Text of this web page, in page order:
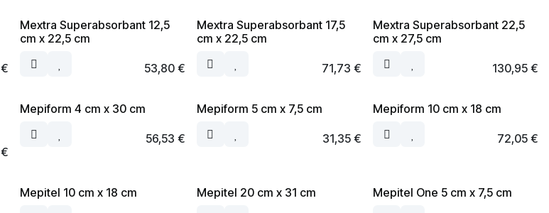
€
Mextra Superabsorbant 12,5
cm x 22,5 cm
53,80€
Mextra Superabsorbant 17,5
cm x 22,5 cm
71,73 €
Mextra Superabsorbant 22,5
cm x 27,5 cm
130,95€
€
Mepiform 4 cm x 30 cm
56,53 €
Mepiform 5 cm x 7,5 cm
31,35 €
Mepiform 10 cm x 18 cm
72,05€
Mepitel 10 cm x 18 cm Mepitel 20 cm x 31 cm Mepitel One 5 cm x 7,5 cm